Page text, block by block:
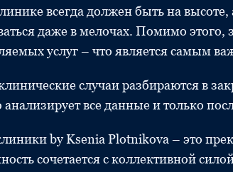
всегда должен быть на
даже в мелочах. Помимо этого,
услуг – что является самым
случаи разбираются в
анализирует все данные и только
by Ksenia Plotnikova – это
сочетается с коллективной